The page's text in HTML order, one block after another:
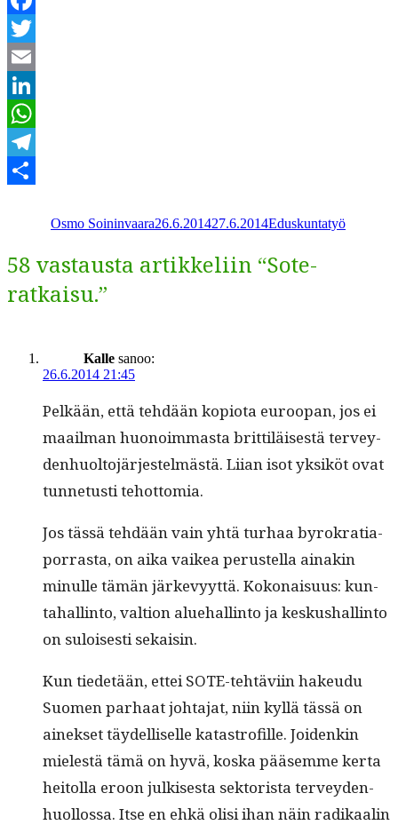
Facebook
Twitter
Email
LinkedIn
WhatsApp
Telegram
Osmo Soininvaara26.6.201427.6.2014Eduskuntatyö
58 vastausta artikkeliin “Sote-
ratkaisu.”
Kalle sanoo:
26.6.2014 21:45
Pelkään, että tehdään kopi­o­ta euroopan, jos ei
maail­man huonoim­mas­ta brit­tiläis­es­tä ter­vey­
den­huolto­jär­jestelmästä. Liian isot yksiköt ovat
tun­netusti tehottomia.
Jos tässä tehdään vain yhtä turhaa byrokra­ti­a­
por­ras­ta, on aika vaikea perustel­la ainakin
min­ulle tämän järkevyyt­tä. Kokon­aisu­us: kun­
ta­hallinto, val­tion alue­hallinto ja keskushallinto
on sulois­es­ti sekaisin.
Kun tiede­tään, ettei SOTE-tehtävi­in hakeudu
Suomen parhaat johta­jat, niin kyl­lä tässä on
ainek­set täy­del­liselle katas­tro­fille. Joidenkin
mielestä tämä on hyvä, kos­ka pääsemme ker­ta
heitol­la eroon julkises­ta sek­torista ter­vey­den­
huol­los­sa. Itse en ehkä olisi ihan näin radikaalin